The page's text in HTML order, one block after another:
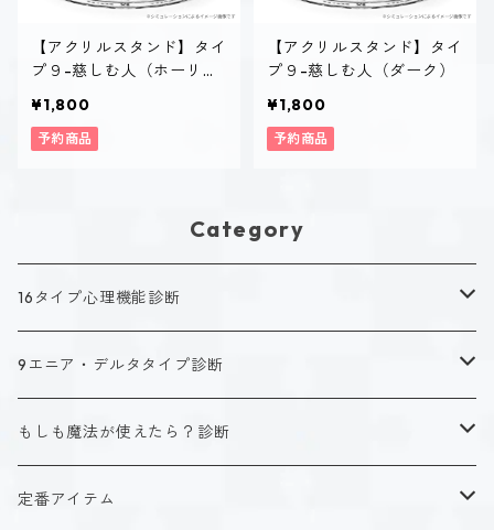
【アクリルスタンド】タイ
プ９-慈しむ人（ホーリ
¥1,800
予約商品
【アクリルスタンド】タイ
プ９-慈しむ人（ダーク）
¥1,800
予約商品
Category
16タイプ心理機能診断
キャラクタータイプ
ISTJ（新田 理央）
ISFJ（花園 明日香）
定番アイテム
アクリルストラップ
9エニア・デルタタイプ診断
キャラクタータイプ
タイプ１-正す人
ホーリーデザイン
もしも魔法が使えたら？診断
魔法スタイル
定番アイテム